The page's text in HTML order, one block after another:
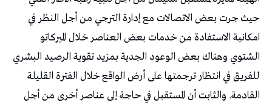
حيث جرت بعض الاتصالات مع إدارة الترجي من أجل النظر في
امكانية الاستفادة من خدمات بعض العناصر خلال الميركاتو
الشتوي وهناك بعض الوعود الجدية بمزيد تقوية الرصيد البشري
للفريق في انتظار ترجمتها على أرض الواقع خلال الفترة القليلة
القادمة. والثابت أن المستقبل في حاجة إلى عناصر أخرى من أجل